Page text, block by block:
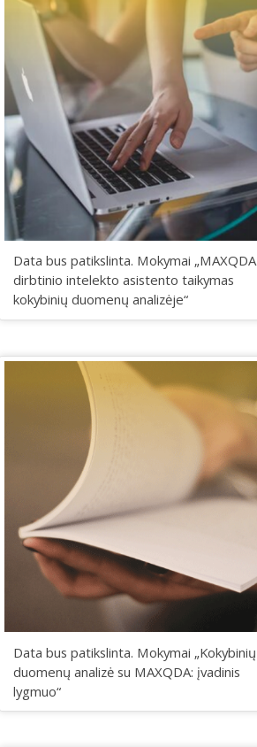
Data bus patikslinta. Mokymai „MAXQDA
dirbtinio intelekto asistento taikymas
kokybinių duomenų analizėje“
Data bus patikslinta. Mokymai „Kokybinių
duomenų analizė su MAXQDA: įvadinis
lygmuo“